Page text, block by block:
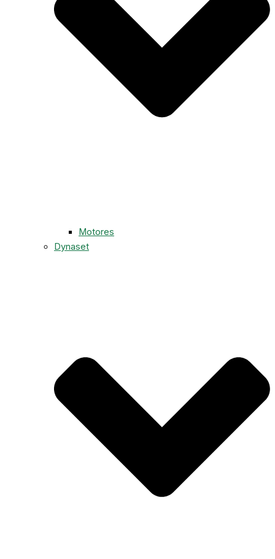
Motores
Dynaset